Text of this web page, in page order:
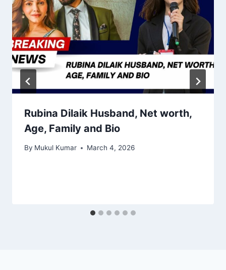
Rubina Dilaik Husband, Net worth,
Age, Family and Bio
By Mukul Kumar March 4, 2026